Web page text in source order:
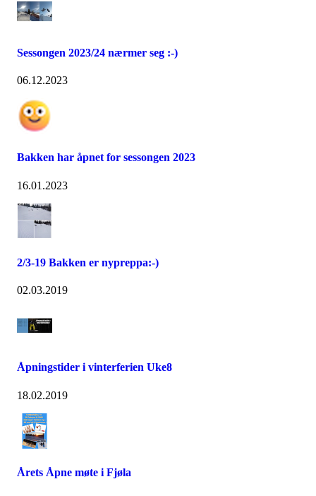
Sessongen 2023/24 nærmer seg :-)
06.12.2023
Bakken har åpnet for sessongen 2023
16.01.2023
2/3-19 Bakken er nypreppa:-)
02.03.2019
Åpningstider i vinterferien Uke8
18.02.2019
Årets Åpne møte i Fjøla